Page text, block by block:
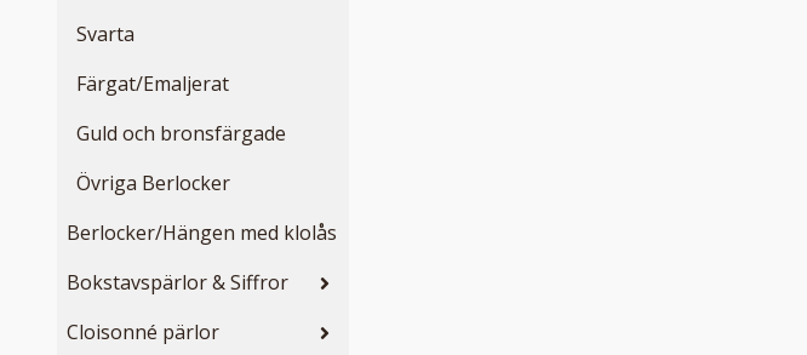
Svarta
Färgat/Emaljerat
Guld och bronsfärgade
Övriga Berlocker
Berlocker/Hängen med klolås
Bokstavspärlor & Siffror
Cloisonné pärlor